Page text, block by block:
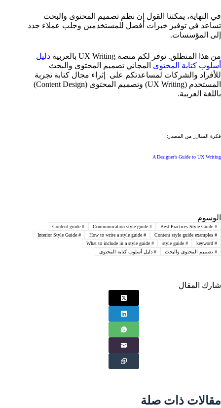
في النهاية، يمكننا القول إن نظم تصميم المحتوى والبحث
تساعد في توفير خبرات أفضل للمستخدمين وجلب عملاء جدد
إلى المؤسسات.
من هذا المنطلق. توفر لكم منصة UX Writing بالعربية
دليل
أسلوب كتابة المحتوى المجاني تصميم المحتوى والبحث
للأفراد والشركات لمساعدتكم على إثراء مجال كتابة تجربة
المستخدم (UX Writing) وتصميم المحتوى (Content Design)
باللغة العربية.
فكرة المقال_ من المصدر:
A Designer’s Guide to UX Writing
الوسوم
#
Best Practices Style Guide
#
Communication style guide
#
Content guide
#
Content style guide examples
#
How to write a style guide
#
Interior Style Guide
#
keyword
#
style guide
#
What to include in a style guide
# تصميم المحتوى والبحث # دليل أسلوب كتابة المحتوى
شارك المقال
مقالات ذات صلة